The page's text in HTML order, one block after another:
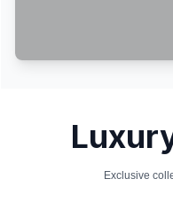
Exclusive